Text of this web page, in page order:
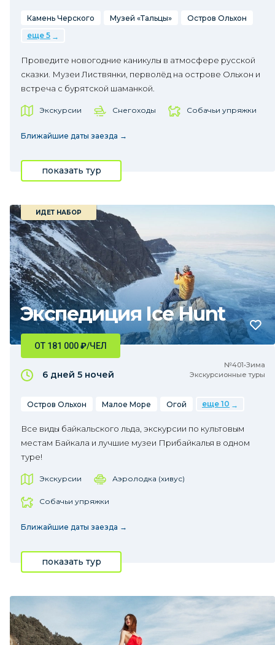
Камень Черского Музей «Тальцы»
Остров Ольхон
еще 5
Проведите новогодние каникулы в атмосфере русской
сказки. Музеи Листвянки, перволёд на острове Ольхон и
встреча с бурятской шаманкой.
Экскурсии Снегоходы Собачьи упряжки
Ближайшие даты заезда →
показать тур
Экспедиция Ice Hunt
ИДЕТ НАБОР
№401•Зима
Экскурсионные туры
ОТ 181 000₽/ЧЕЛ
6 дней 5 ночей
Остров Ольхон Малое Море Огой еще 10
Все виды байкальского льда, экскурсии по культовым
местам Байкала и лучшие музеи Прибайкалья в одном
туре!
Экскурсии Аэролодка (хивус)
Собачьи упряжки
Ближайшие даты заезда →
показать тур